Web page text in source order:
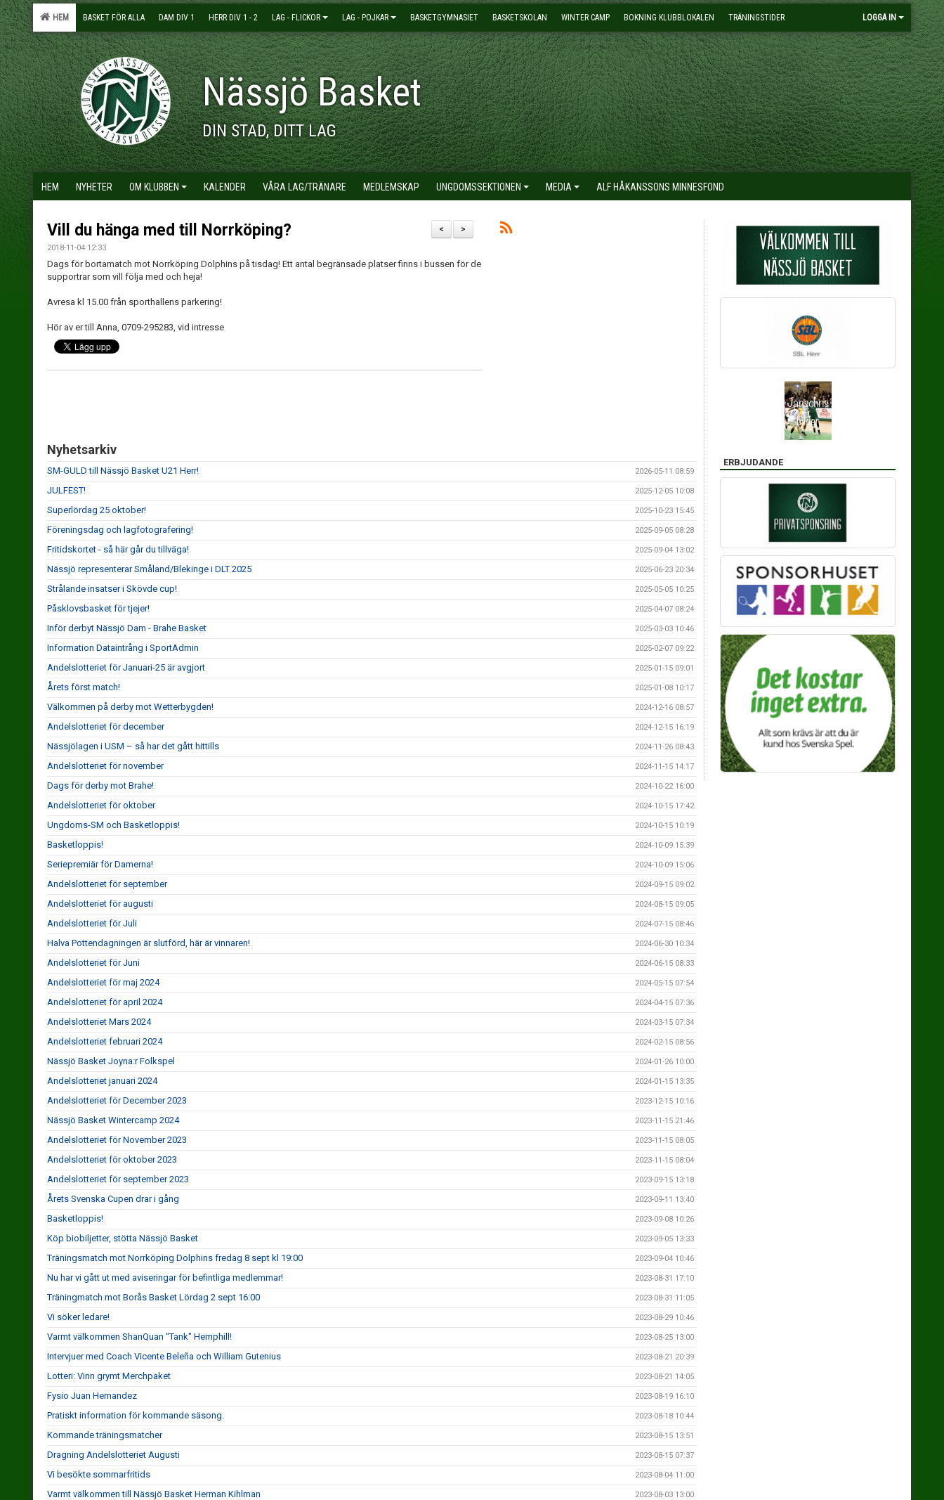
HEM BASKET FÖR ALLA DAM DIV 1 HERR DIV 1 - 2 LAG - FLICKOR LAG - POJKAR BASKETGYMNASIET BASKETSKOLAN WINTER CAMP BOKNING KLUBBLOKALEN TRÄNINGSTIDER LOGGA IN
Nässjö Basket
DIN STAD, DITT LAG
HEM NYHETER OM KLUBBEN KALENDER VÅRA LAG/TRÄNARE MEDLEMSKAP UNGDOMSSEKTIONEN MEDIA ALF HÅKANSSONS MINNESFOND
>
<
Vill du hänga med till Norrköping?
2018-11-04 12:33
Dags för bortamatch mot Norrköping Dolphins på tisdag! Ett antal begränsade platser finns i bussen för de
supportrar som vill följa med och heja!
Avresa kl 15.00 från sporthallens parkering!
Hör av er till Anna, 0709-295283, vid intresse
Nyhetsarkiv
SM-GULD till Nässjö Basket U21 Herr! 2026-05-11 08:59
JULFEST! 2025-12-05 10:08
Superlördag 25 oktober! 2025-10-23 15:45
Föreningsdag och lagfotografering! 2025-09-05 08:28
Fritidskortet - så här går du tillväga! 2025-09-04 13:02
Nässjö representerar Småland/Blekinge i DLT 2025 2025-06-23 20:34
Strålande insatser i Skövde cup! 2025-05-05 10:25
Påsklovsbasket för tjejer! 2025-04-07 08:24
Inför derbyt Nässjö Dam - Brahe Basket 2025-03-03 10:46
Information Dataintrång i SportAdmin 2025-02-07 09:22
Andelslotteriet för Januari-25 är avgjort 2025-01-15 09:01
Årets först match! 2025-01-08 10:17
Välkommen på derby mot Wetterbygden! 2024-12-16 08:57
Andelslotteriet för december 2024-12-15 16:19
Nässjölagen i USM – så har det gått hittills 2024-11-26 08:43
Andelslotteriet för november 2024-11-15 14:17
Dags för derby mot Brahe! 2024-10-22 16:00
Andelslotteriet för oktober 2024-10-15 17:42
Ungdoms-SM och Basketloppis! 2024-10-15 10:19
Basketloppis! 2024-10-09 15:39
Seriepremiär för Damerna! 2024-10-09 15:06
Andelslotteriet för september 2024-09-15 09:02
Andelslotteriet för augusti 2024-08-15 09:05
Andelslotteriet för Juli 2024-07-15 08:46
Halva Pottendagningen är slutförd, här är vinnaren! 2024-06-30 10:34
Andelslotteriet för Juni 2024-06-15 08:33
Andelslotteriet för maj 2024 2024-05-15 07:54
Andelslotteriet för april 2024 2024-04-15 07:36
Andelslotteriet Mars 2024 2024-03-15 07:34
Andelslotteriet februari 2024 2024-02-15 08:56
Nässjö Basket Joyna:r Folkspel 2024-01-26 10:00
Andelslotteriet januari 2024 2024-01-15 13:35
Andelslotteriet för December 2023 2023-12-15 10:16
Nässjö Basket Wintercamp 2024 2023-11-15 21:46
Andelslotteriet för November 2023 2023-11-15 08:05
Andelslotteriet för oktober 2023 2023-11-15 08:04
Andelslotteriet för september 2023 2023-09-15 13:18
Årets Svenska Cupen drar i gång 2023-09-11 13:40
Basketloppis! 2023-09-08 10:26
Köp biobiljetter, stötta Nässjö Basket 2023-09-05 13:33
Träningsmatch mot Norrköping Dolphins fredag 8 sept kl 19:00 2023-09-04 10:46
Nu har vi gått ut med aviseringar för befintliga medlemmar! 2023-08-31 17:10
Träningmatch mot Borås Basket Lördag 2 sept 16:00 2023-08-31 11:05
Vi söker ledare! 2023-08-29 10:46
Varmt välkommen ShanQuan "Tank" Hemphill! 2023-08-25 13:00
Intervjuer med Coach Vicente Beleña och William Gutenius 2023-08-21 20:39
Lotteri: Vinn grymt Merchpaket 2023-08-21 14:05
Fysio Juan Hernandez 2023-08-19 16:10
Pratiskt information för kommande säsong. 2023-08-18 10:44
Kommande träningsmatcher 2023-08-15 13:51
Dragning Andelslotteriet Augusti 2023-08-15 07:37
Vi besökte sommarfritids 2023-08-04 11:00
Varmt välkommen till Nässjö Basket Herman Kihlman 2023-08-03 13:00
ERBJUDANDE